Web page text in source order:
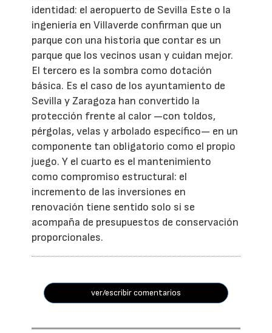
identidad: el aeropuerto de Sevilla Este o la
ingeniería en Villaverde confirman que un
parque con una historia que contar es un
parque que los vecinos usan y cuidan mejor.
El tercero es la sombra como dotación
básica. Es el caso de los ayuntamiento de
Sevilla y Zaragoza han convertido la
protección frente al calor —con toldos,
pérgolas, velas y arbolado específico— en un
componente tan obligatorio como el propio
juego. Y el cuarto es el mantenimiento
como compromiso estructural: el
incremento de las inversiones en
renovación tiene sentido solo si se
acompaña de presupuestos de conservación
proporcionales.
ver/escribir comentarios